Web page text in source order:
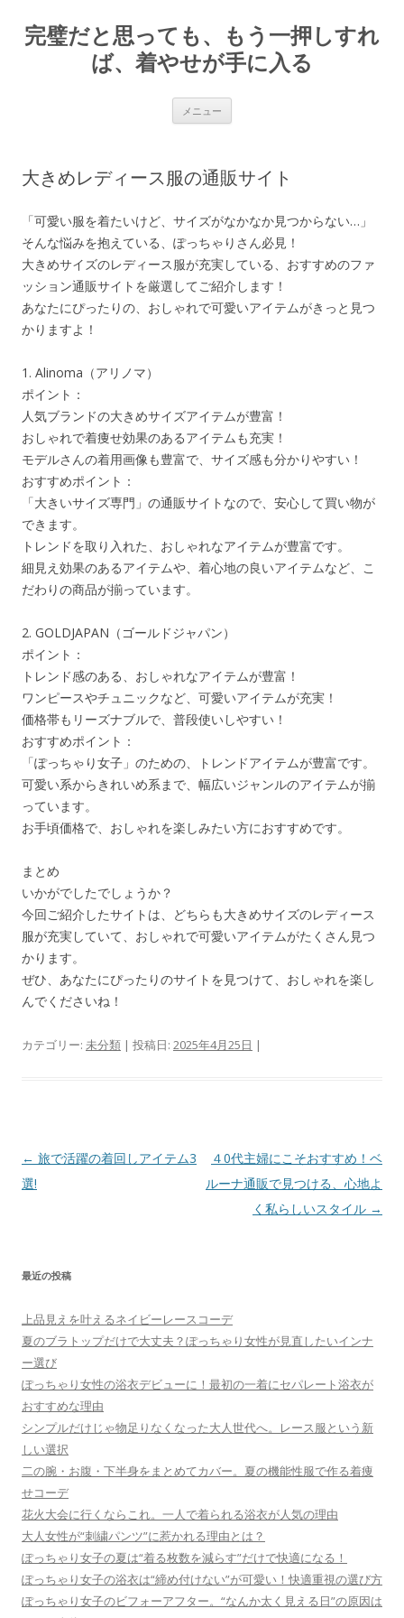
完璧だと思っても、もう一押しすれ
ば、着やせが手に入る
メニュー
へ
ス
キ
プ
大きめレディース服の通販サイト
「可愛い服を着たいけど、サイズがなかなか見つからない…」
そんな悩みを抱えている、ぽっちゃりさん必見！
大きめサイズのレディース服が充実している、おすすめのファ
ッション通販サイトを厳選してご紹介します！
あなたにぴったりの、おしゃれで可愛いアイテムがきっと見つ
かりますよ！
1. Alinoma（アリノマ）
ポイント：
人気ブランドの大きめサイズアイテムが豊富！
おしゃれで着痩せ効果のあるアイテムも充実！
モデルさんの着用画像も豊富で、サイズ感も分かりやすい！
おすすめポイント：
「大きいサイズ専門」の通販サイトなので、安心して買い物が
できます。
トレンドを取り入れた、おしゃれなアイテムが豊富です。
細見え効果のあるアイテムや、着心地の良いアイテムなど、こ
だわりの商品が揃っています。
2. GOLDJAPAN（ゴールドジャパン）
ポイント：
トレンド感のある、おしゃれなアイテムが豊富！
ワンピースやチュニックなど、可愛いアイテムが充実！
価格帯もリーズナブルで、普段使いしやすい！
おすすめポイント：
「ぽっちゃり女子」のための、トレンドアイテムが豊富です。
可愛い系からきれいめ系まで、幅広いジャンルのアイテムが揃
っています。
お手頃価格で、おしゃれを楽しみたい方におすすめです。
まとめ
いかがでしたでしょうか？
今回ご紹介したサイトは、どちらも大きめサイズのレディース
服が充実していて、おしゃれで可愛いアイテムがたくさん見つ
かります。
ぜひ、あなたにぴったりのサイトを見つけて、おしゃれを楽し
んでくださいね！
カテゴリー: 未分類 | 投稿日: 2025年4月25日 |
投
稿
ー
シ
ョ
ン
← 旅で活躍の着回しアイテム3
選!
４0代主婦にこそおすすめ！ベ
ルーナ通販で見つける、心地よ
く私らしいスタイル →
最近の投稿
上品見えを叶えるネイビーレースコーデ
夏のブラトップだけで大丈夫？ぽっちゃり女性が見直したいインナ
ー選び
ぽっちゃり女性の浴衣デビューに！最初の一着にセパレート浴衣が
おすすめな理由
シンプルだけじゃ物足りなくなった大人世代へ。レース服という新
しい選択
二の腕・お腹・下半身をまとめてカバー。夏の機能性服で作る着痩
せコーデ
花火大会に行くならこれ。一人で着られる浴衣が人気の理由
大人女性が“刺繍パンツ”に惹かれる理由とは？
ぽっちゃり女子の夏は“着る枚数を減らす”だけで快適になる！
ぽっちゃり女子の浴衣は“締め付けない”が可愛い！快適重視の選び方
ぽっちゃり女子のビフォーアフター。“なんか太く見える日”の原因は